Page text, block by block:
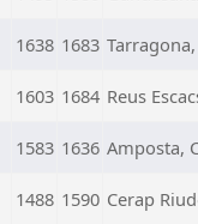
1638 1683 Tarragona,
1603 1684 Reus
1583 1636 Amposta,
1488 1590 Cerap